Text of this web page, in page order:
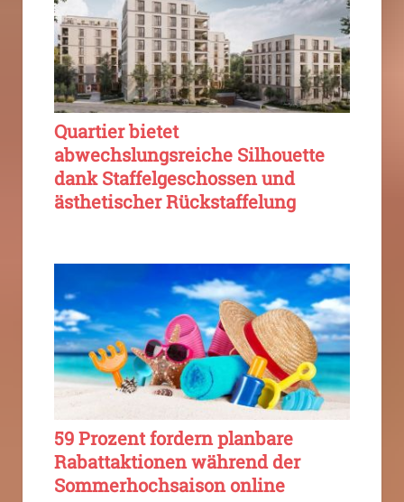
Quartier bietet
abwechslungsreiche Silhouette
dank Staffelgeschossen und
ästhetischer Rückstaffelung
59 Prozent fordern planbare
Rabattaktionen während der
Sommerhochsaison online